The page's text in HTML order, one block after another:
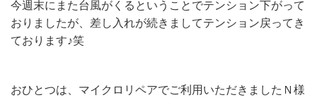
今週末にまた台風がくるということでテンション下がって
おりましたが、差し入れが続きましてテンション戻ってき
ております♪笑
おひとつは、マイクロリペアでご利用いただきましたＮ様